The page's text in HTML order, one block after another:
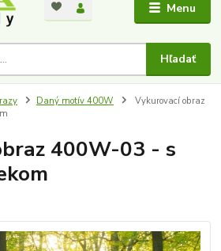
Menu
Hľadať
Daný motív 400W
Vykurovací obraz
400W-03 - s